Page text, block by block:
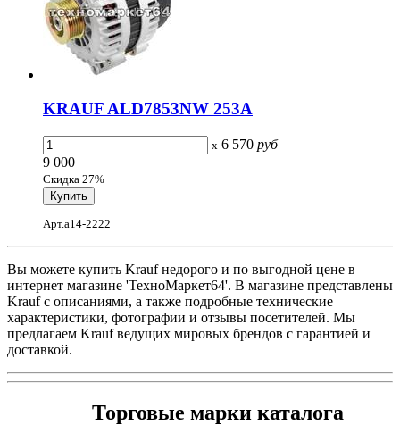
KRAUF ALD7853NW 253A
x 6 570 руб
9 000
Скидка 27%
Арт.a14-2222
Вы можете купить Krauf недорого и по выгодной цене в
интернет магазине 'ТехноМаркет64'. В магазине представлены
Krauf с описаниями, а также подробные технические
характеристики, фотографии и отзывы посетителей. Мы
предлагаем Krauf ведущих мировых брендов с гарантией и
доставкой.
Торговые марки каталога